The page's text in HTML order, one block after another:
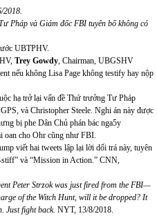
2018.
Pháp và Giám đốc FBI tuyên bố không có
UBTPHV.
Trey Gowdy , Chairman, UBGSHV
nếu không Lisa Page không testify hay nộp
hạ trở lại vấn đề Thứ trưởng Tư Pháp
và Christopher Steele. Nghi án này được
bị phe Dân Chủ phán bác nga5y
oan cho Ohr cũng như FBI.
viết hai tweets lập lại lời dối trá này, tuyên
stiff” và “Mission in Action.” CNN,
Peter Strzok was just fired from the FBI—
of the Witch Hunt, will it be dropped? It
Just fight back. NYT, 13/8/2018.